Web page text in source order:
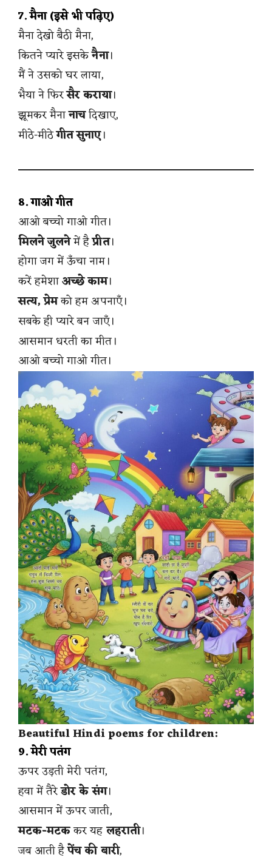
7. मैना (इसे भी पढ़िए)
मैना देखो बैठी मैना,
कितने प्यारे इसकेनैना।
मैं ने उसको घर लाया,
भैया ने फिरसैर कराया।
झूमकर मैनानाचदिखाए,
मीठे-मीठेगीत सुनाए।
8. गाओ गीत
आओ बच्चो गाओ गीत।
मिलने जुलनेमें हैप्रीत।
होगा जग में ऊँचा नाम।
करें हमेशाअच्छे काम।
सत्य, प्रेमको हम अपनाएँ।
सबके ही प्यारे बन जाएँ।
आसमान धरती का मीत।
आओ बच्चो गाओ गीत।
Beautiful Hindi poems for children:
9. मेरी पतंग
ऊपर उड़ती मेरी पतंग,
हवा में तैरेडोर के संग।
आसमान में ऊपर जाती,
मटक-मटककर यहलहराती।
जब आती हैपेंच की बारी,